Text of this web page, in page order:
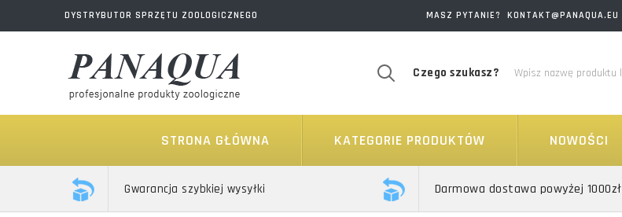
DYSTRYBUTOR SPRZĘTU ZOOLOGICZNEGO MASZ PYTANIE? KONTAKT@PANAQUA.EU
Czego szukasz?
STRONA GŁÓWNA KATEGORIE PRODUKTÓW NOWOŚCI
Gwarancja szybkiej wysyłki Darmowa dostawa powyżej 1000zł